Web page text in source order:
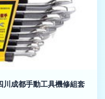
成都手動工具機修組套